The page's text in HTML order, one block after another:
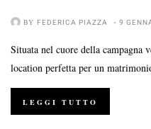
BY FEDERICA PIAZZA 9
Situata nel cuore della campagna
location perfetta per un
LEGGI TUTTO